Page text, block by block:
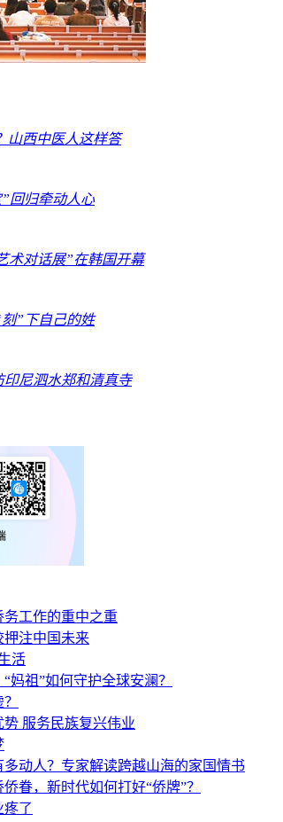
山西中医人这样答
回归牵动人心
术对话展”在韩国开幕
”下自己的姓
尼泗水郑和清真寺
工作的重中之重
押注中国未来
活
妈祖”如何守护全球安澜？
服务民族复兴伟业
动人？专家解读跨越山海的家国情书
眷，新时代如何打好“侨牌”？
疼了